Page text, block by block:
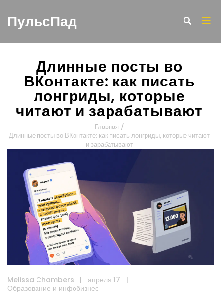
ПульсПад
Длинные посты во
ВКонтакте: как писать
лонгриды, которые
читают и зарабатывают
Главная /
Длинные посты во ВКонтакте: как писать лонгриды, которые читают
и зарабатывают
Melissa Chambers | апреля 17
|
Образование и инфобизнес